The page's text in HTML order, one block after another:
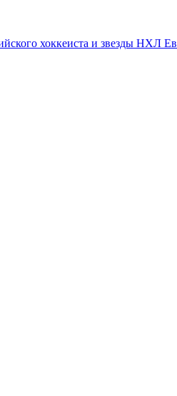
хоккеиста и звезды НХЛ